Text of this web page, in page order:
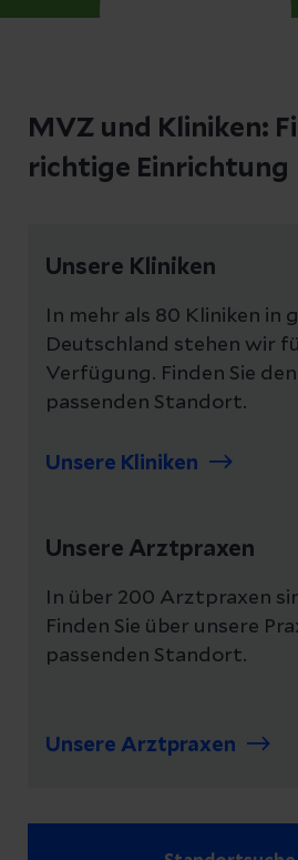
MVZ und Kliniken:
richtige Einrichtung
Unsere Kliniken
In mehr als 80 Kliniken in
Deutschland stehen wir
Verfügung. Finden Sie
passenden Standort.
Unsere Kliniken
Unsere Arztpraxen
In über 200 Arztpraxen
Finden Sie über unsere
passenden Standort.
Unsere Arztpraxen